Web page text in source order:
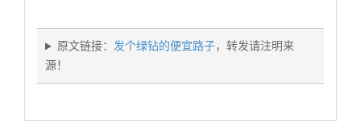
原文链接： 发个绿钻的便宜路子，转发请注明来
源！